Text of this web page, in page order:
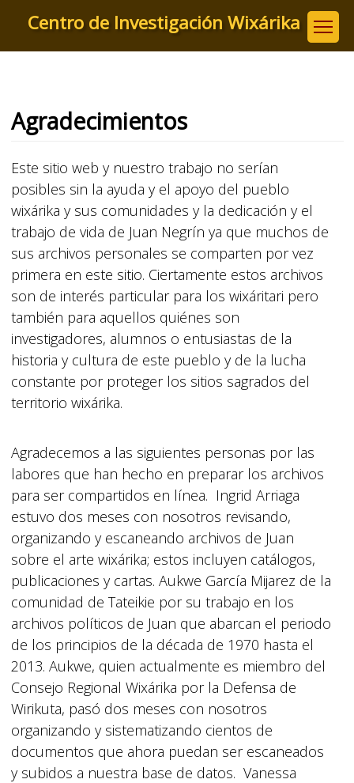
principal
Centro de Investigación Wixárika
Agradecimientos
Este sitio web y nuestro trabajo no serían
posibles sin la ayuda y el apoyo del pueblo
wixárika y sus comunidades y la dedicación y el
trabajo de vida de Juan Negrín ya que muchos de
sus archivos personales se comparten por vez
primera en este sitio. Ciertamente estos archivos
son de interés particular para los wixáritari pero
también para aquellos quiénes son
investigadores, alumnos o entusiastas de la
historia y cultura de este pueblo y de la lucha
constante por proteger los sitios sagrados del
territorio wixárika.
Agradecemos a las siguientes personas por las
labores que han hecho en preparar los archivos
para ser compartidos en línea. Ingrid Arriaga
estuvo dos meses con nosotros revisando,
organizando y escaneando archivos de Juan
sobre el arte wixárika; estos incluyen catálogos,
publicaciones y cartas. Aukwe García Mijarez de la
comunidad de Tateikie por su trabajo en los
archivos políticos de Juan que abarcan el periodo
de los principios de la década de 1970 hasta el
2013. Aukwe, quien actualmente es miembro del
Consejo Regional Wixárika por la Defensa de
Wirikuta, pasó dos meses con nosotros
organizando y sistematizando cientos de
documentos que ahora puedan ser escaneados
y subidos a nuestra base de datos. Vanessa